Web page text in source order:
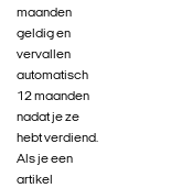
maanden
geldig en
vervallen
automatisch
12 maanden
nadat je ze
hebt verdiend.
Als je een
artikel